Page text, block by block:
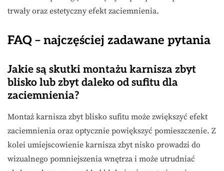
trwały oraz estetyczny efekt zaciemnienia.
FAQ – najczęściej zadawane pytania
Jakie są skutki montażu karnisza zbyt
blisko lub zbyt daleko od sufitu dla
zaciemnienia?
Montaż karnisza zbyt blisko sufitu może zwiększyć efekt
zaciemnienia oraz optycznie powiększyć pomieszczenie. Z
kolei umiejscowienie karnisza zbyt nisko prowadzi do
wizualnego pomniejszenia wnętrza i może utrudniać